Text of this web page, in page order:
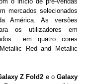
mercados selecionados
América. As versões
os utilizadores em
em quatro cores
Red and Metallic
Z Fold2 e o Galaxy